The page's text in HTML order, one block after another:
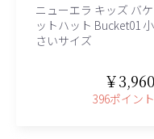
ニューエラ キッズ バケ
ットハット Bucket01 小
さいサイズ
￥3,960
396ポイント